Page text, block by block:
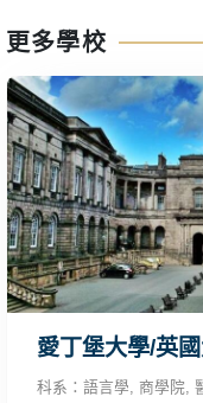
更多學校
愛丁堡大學/英
科系： 語言學 商學院